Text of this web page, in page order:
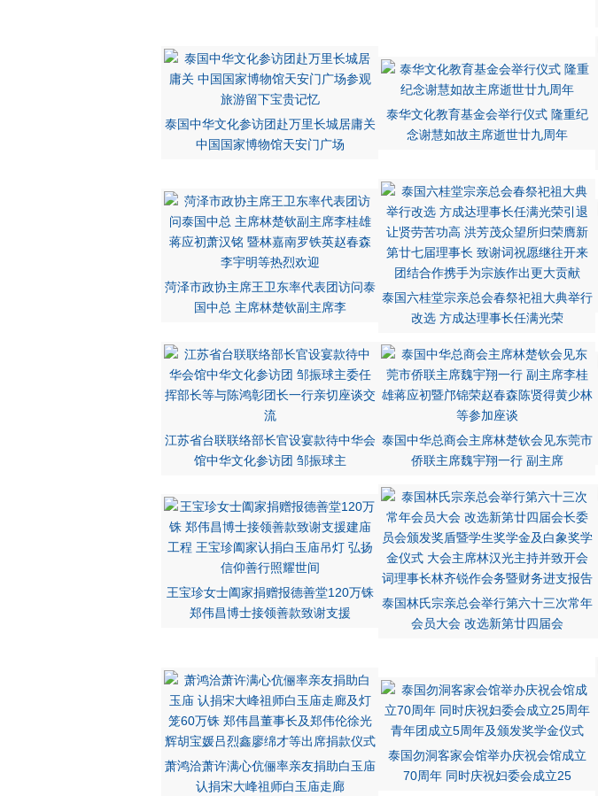
泰国中华文化参访团赴万里长城居庸关
中国国家博物馆天安门广场
泰华文化教育基金会举行仪式 隆重纪
念谢慧如故主席逝世廿九周年
菏泽市政协主席王卫东率代表团访问泰
国中总 主席林楚钦副主席李
泰国六桂堂宗亲总会春祭祀祖大典举行
改选 方成达理事长任满光荣
江苏省台联联络部长官设宴款待中华会
馆中华文化参访团 邹振球主
泰国中华总商会主席林楚钦会见东莞市
侨联主席魏宇翔一行 副主席
王宝珍女士阖家捐赠报德善堂120万铢
郑伟昌博士接领善款致谢支援
泰国林氏宗亲总会举行第六十三次常年
会员大会 改选新第廿四届会
萧鸿洽萧许满心伉俪率亲友捐助白玉庙
认捐宋大峰祖师白玉庙走廊
泰国勿洞客家会馆举办庆祝会馆成立
70周年 同时庆祝妇委会成立25